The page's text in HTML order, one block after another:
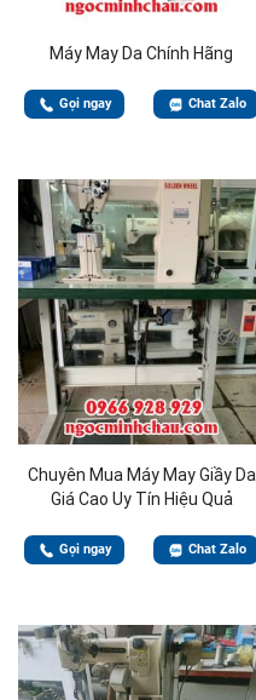
Máy May Da Chính Hãng
Gọi ngay Chat Zalo
Chuyên Mua Máy May Giầy Da
Giá Cao Uy Tín Hiệu Quả
Gọi ngay Chat Zalo